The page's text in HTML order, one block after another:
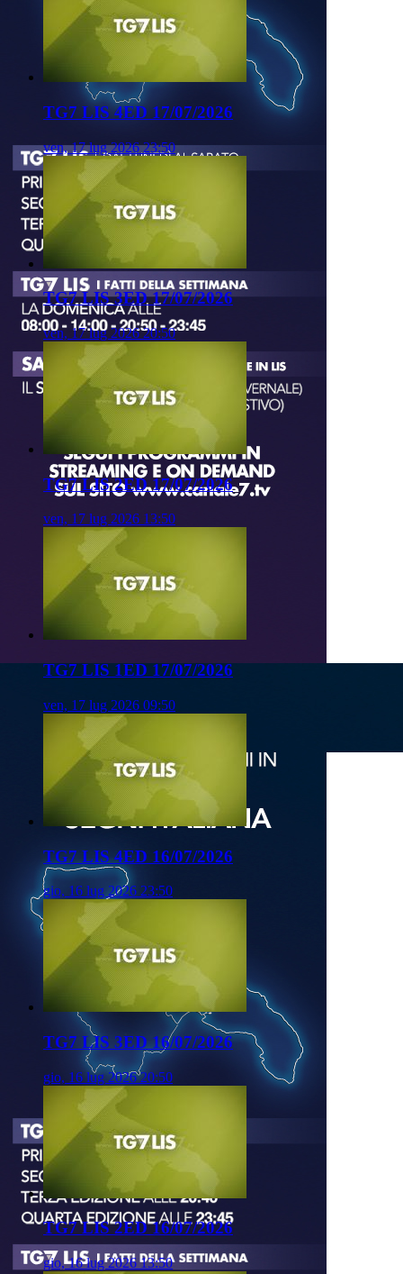
TG7 LIS 4ED 17/07/2026
ven, 17 lug 2026 23:50
TG7 LIS 3ED 17/07/2026
ven, 17 lug 2026 20:50
TG7 LIS 2ED 17/07/2026
ven, 17 lug 2026 13:50
TG7 LIS 1ED 17/07/2026
ven, 17 lug 2026 09:50
TG7 LIS 4ED 16/07/2026
gio, 16 lug 2026 23:50
TG7 LIS 3ED 16/07/2026
gio, 16 lug 2026 20:50
TG7 LIS 2ED 16/07/2026
gio, 16 lug 2026 13:50